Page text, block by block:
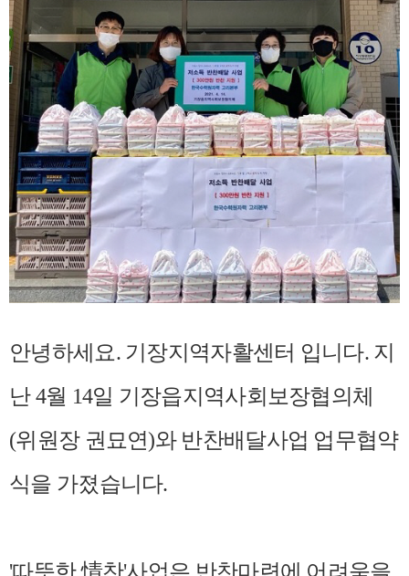
안녕하세요. 기장지역자활센터 입니다. 지
난 4월 14일 기장읍지역사회보장협의체
(위원장 권묘연)와 반찬배달사업 업무협약
식을 가졌습니다.